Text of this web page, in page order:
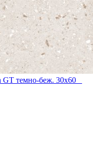
темно-беж. 30x60 _